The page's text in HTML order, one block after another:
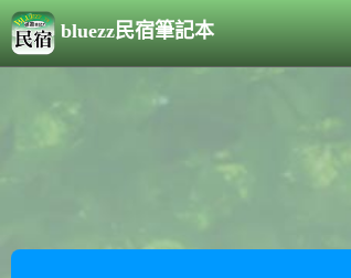
bluezz民宿筆記本